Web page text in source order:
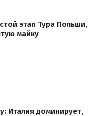
этап Тура Польши,
майку
Италия доминирует,